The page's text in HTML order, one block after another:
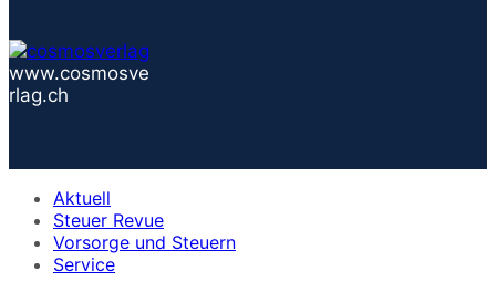
www.cosmosve
rlag.ch
Aktuell
Steuer Revue
Vorsorge und Steuern
Service